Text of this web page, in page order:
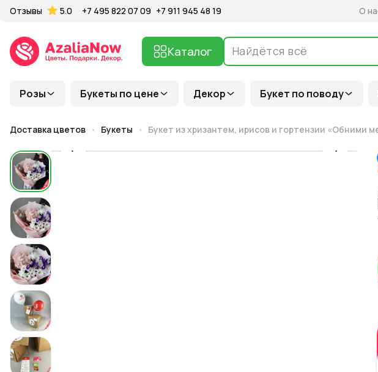
Розы Букеты по цене Декор Букет по поводу
Каталог
Отзывы 5.0 +7 495 822 07 09 +7 911 945 48 19 О
Доставка цветов Букеты Букет из хризантем, ирисов и гортензии «Обними